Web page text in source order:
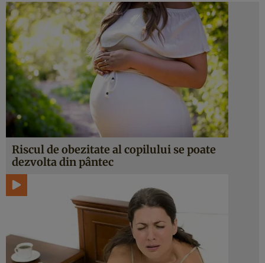
Riscul de obezitate al copilului se poate
dezvolta din pântec